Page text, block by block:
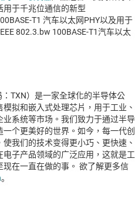
用于千兆位通信的新型
T1 汽车以太网PHY以及用于
802.3.bw 100BASE-T1汽车以太
TXN）是一家全球化的半导体公
拟和嵌入式处理芯片，用于工业、
系统等市场。我们致力于通过半导
个更美好的世界。如今，每一代创
我们的技术变得更小巧、更快速、
子产品领域的广泛应用，这就是工
在一直在做的事。 欲了解更多信
。